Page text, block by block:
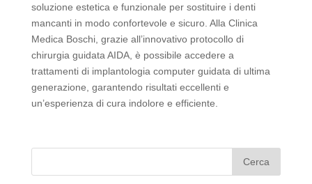
soluzione estetica e funzionale per sostituire i denti
mancanti in modo confortevole e sicuro. Alla Clinica
Medica Boschi, grazie all’innovativo protocollo di
chirurgia guidata AIDA, è possibile accedere a
trattamenti di implantologia computer guidata di ultima
generazione, garantendo risultati eccellenti e
un’esperienza di cura indolore e efficiente.